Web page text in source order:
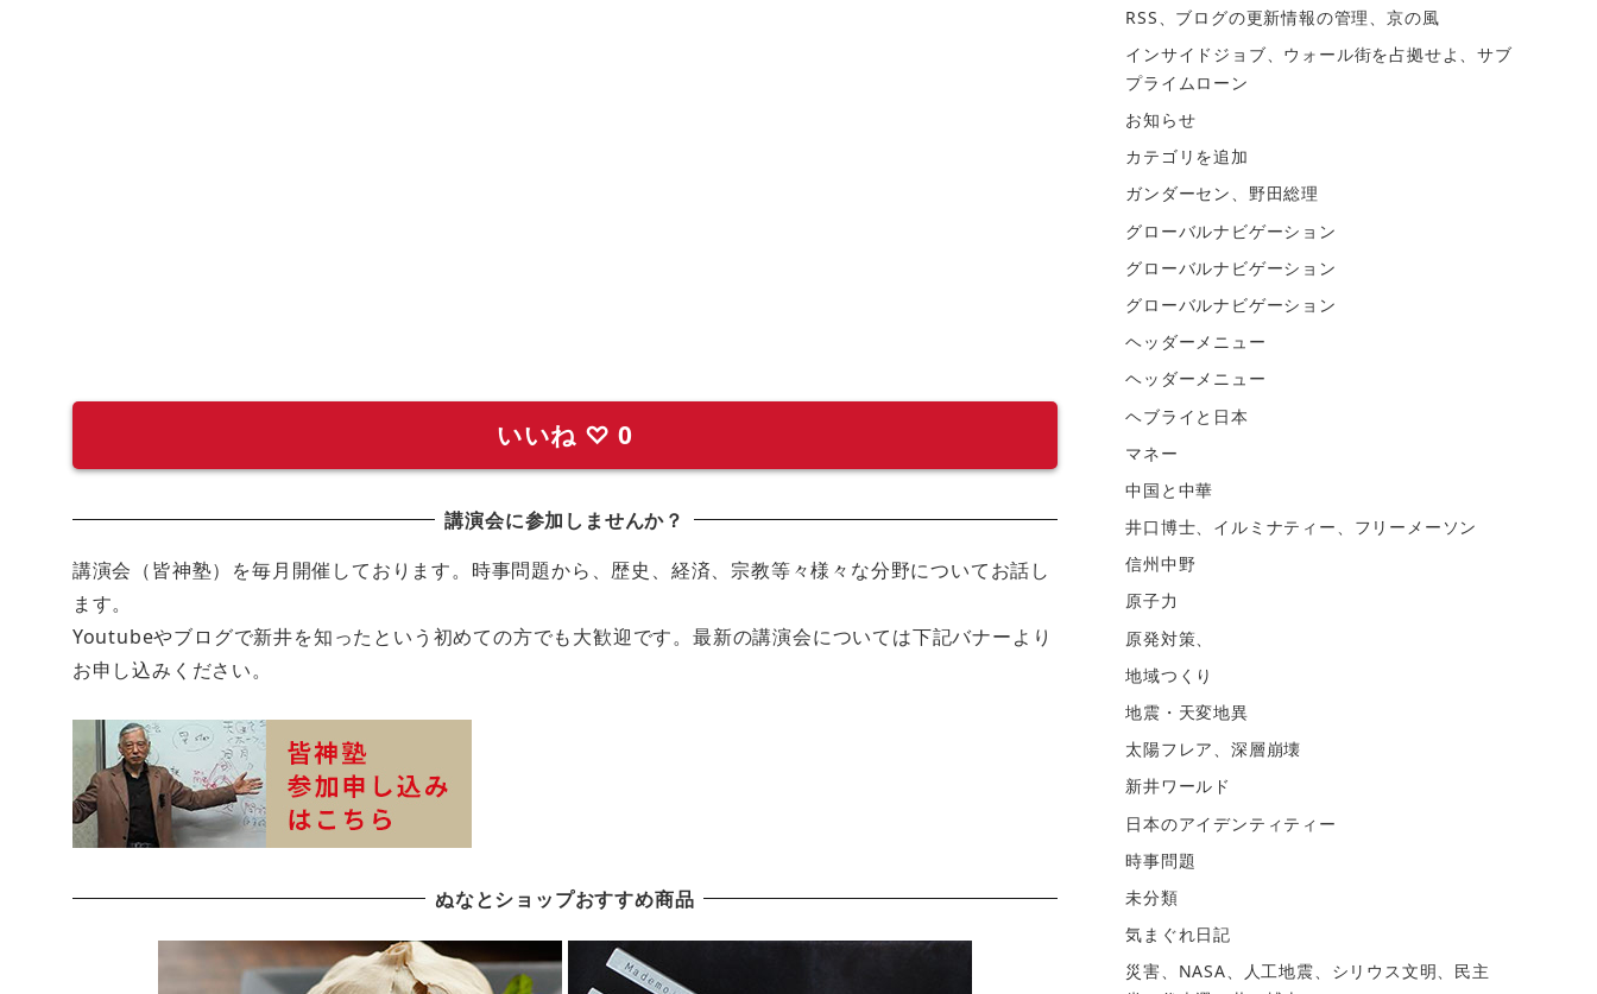
いいね ♡ 0
講演会に参加しませんか？
講演会（皆神塾）を毎月開催しております。時事問題から、歴史、経済、宗教等々様々な分野についてお話し
ます。
Youtubeやブログで新井を知ったという初めての方でも大歓迎です。最新の講演会については下記バナーより
お申し込みください。
ぬなとショップおすすめ商品
RSS、ブログの更新情報の管理、京の風
インサイドジョブ、ウォール街を占拠せよ、サブ
プライムローン
お知らせ
カテゴリを追加
ガンダーセン、野田総理
グローバルナビゲーション
グローバルナビゲーション
グローバルナビゲーション
ヘッダーメニュー
ヘッダーメニュー
ヘブライと日本
マネー
中国と中華
井口博士、イルミナティー、フリーメーソン
信州中野
原子力
原発対策、
地域つくり
地震・天変地異
太陽フレア、深層崩壊
新井ワールド
日本のアイデンティティー
時事問題
未分類
気まぐれ日記
災害、NASA、人工地震、シリウス文明、民主